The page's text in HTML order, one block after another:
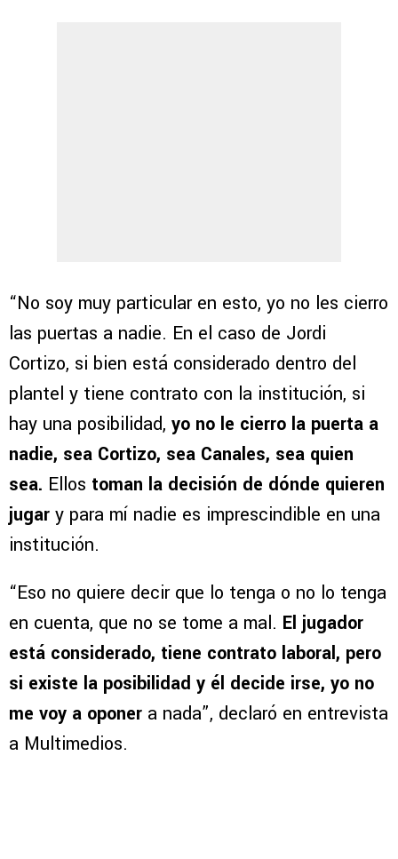
“No soy muy particular en esto, yo no les cierro
las puertas a nadie. En el caso de Jordi
Cortizo, si bien está considerado dentro del
plantel y tiene contrato con la institución, si
hay una posibilidad, yo no le cierro la puerta a
nadie, sea Cortizo, sea Canales, sea quien
sea. Ellos toman la decisión de dónde quieren
jugar y para mí nadie es imprescindible en una
institución.
“Eso no quiere decir que lo tenga o no lo tenga
en cuenta, que no se tome a mal. El jugador
está considerado, tiene contrato laboral, pero
si existe la posibilidad y él decide irse, yo no
me voy a oponer a nada”, declaró en entrevista
a Multimedios.